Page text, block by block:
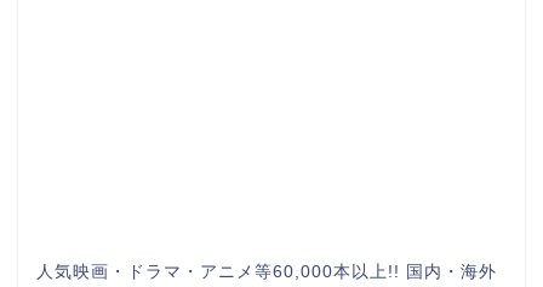
人気映画・ドラマ・アニメ等60,000本以上!! 国内・海外